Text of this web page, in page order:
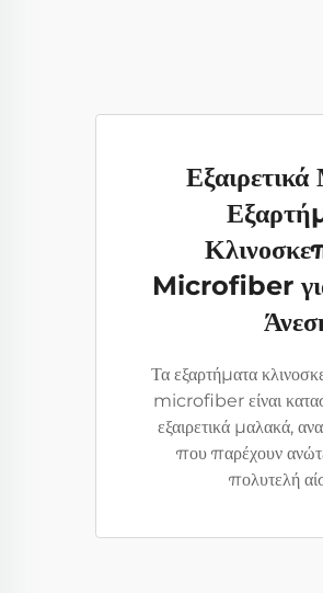
Microfiber
Τα εξαρτήματα
microfiber είναι
εξαιρετικά μαλακά,
που παρέχουν
πολυτελή